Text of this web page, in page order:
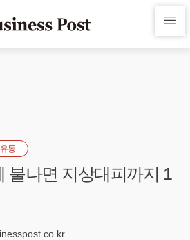
통
불나면 지상대피까지 1